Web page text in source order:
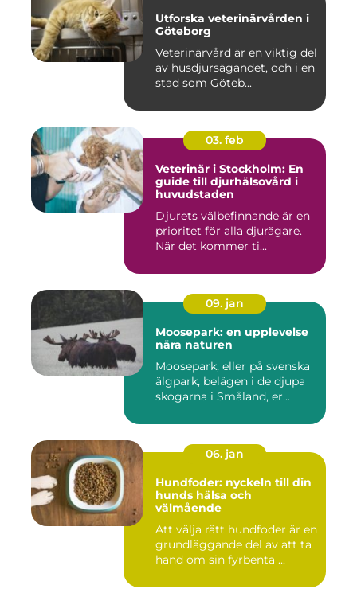
Utforska veterinärvården i
Göteborg
Veterinärvård är en viktig del
av husdjursägandet, och i en
stad som Göteb...
03. feb
Veterinär i Stockholm: En
guide till djurhälsovård i
huvudstaden
Djurets välbefinnande är en
prioritet för alla djurägare.
När det kommer ti...
09. jan
Moosepark: en upplevelse
nära naturen
Moosepark, eller på svenska
älgpark, belägen i de djupa
skogarna i Småland, er...
06. jan
Hundfoder: nyckeln till din
hunds hälsa och
välmående
Att välja rätt hundfoder är en
grundläggande del av att ta
hand om sin fyrbenta ...